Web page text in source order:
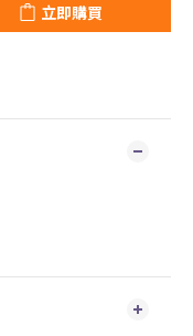
立即購買